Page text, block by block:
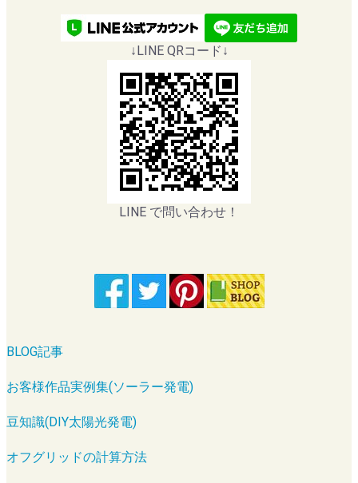
↓LINE QRコード↓
LINE で問い合わせ！
BLOG記事
お客様作品実例集(ソーラー発電)
豆知識(DIY太陽光発電)
オフグリッドの計算方法